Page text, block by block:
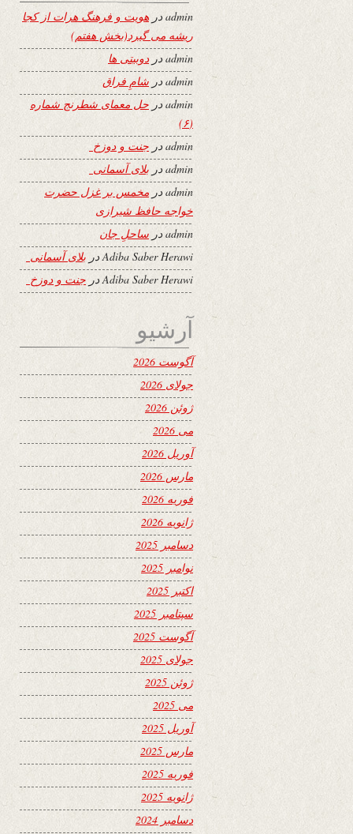
adminدر هویت و فرهنگ هرات از کجا
ریشه می گیرد(بخش هفتم)
admin دردوبیتی ها
adminدر شامِ فراق
adminدر حل معمای شطرنج شماره
(۶)
adminدر جنت و دوزخ
adminدر بلای آسمانی
adminدر مخمس بر غزل حضرت
خواجه حافظ شیرازی
adminدر ساحلِ جان
Adiba Saber Herawiدر بلای آسمانی
Adiba Saber Herawiدر جنت و دوزخ
آرشیو
آگوست 2026
جولای 2026
ژوئن 2026
می 2026
آوریل 2026
مارس 2026
فوریه 2026
ژانویه 2026
دسامبر 2025
نوامبر 2025
اکتبر 2025
سپتامبر 2025
آگوست 2025
جولای 2025
ژوئن 2025
می 2025
آوریل 2025
مارس 2025
فوریه 2025
ژانویه 2025
دسامبر 2024